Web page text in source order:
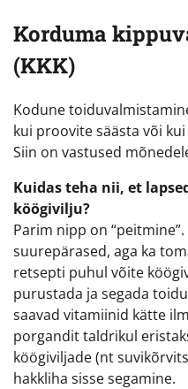
Korduma
(KKK)
Kodune
kui proovite säästa või
Siin on vastused
Kuidas teha nii, et
köögivilju?
Parim nipp on
suurepärased, aga ka
retsepti puhul võite
purustada ja segada
saavad vitamiinid kätte
porgandit taldrikul
köögiviljade (nt
hakkliha sisse segamine.